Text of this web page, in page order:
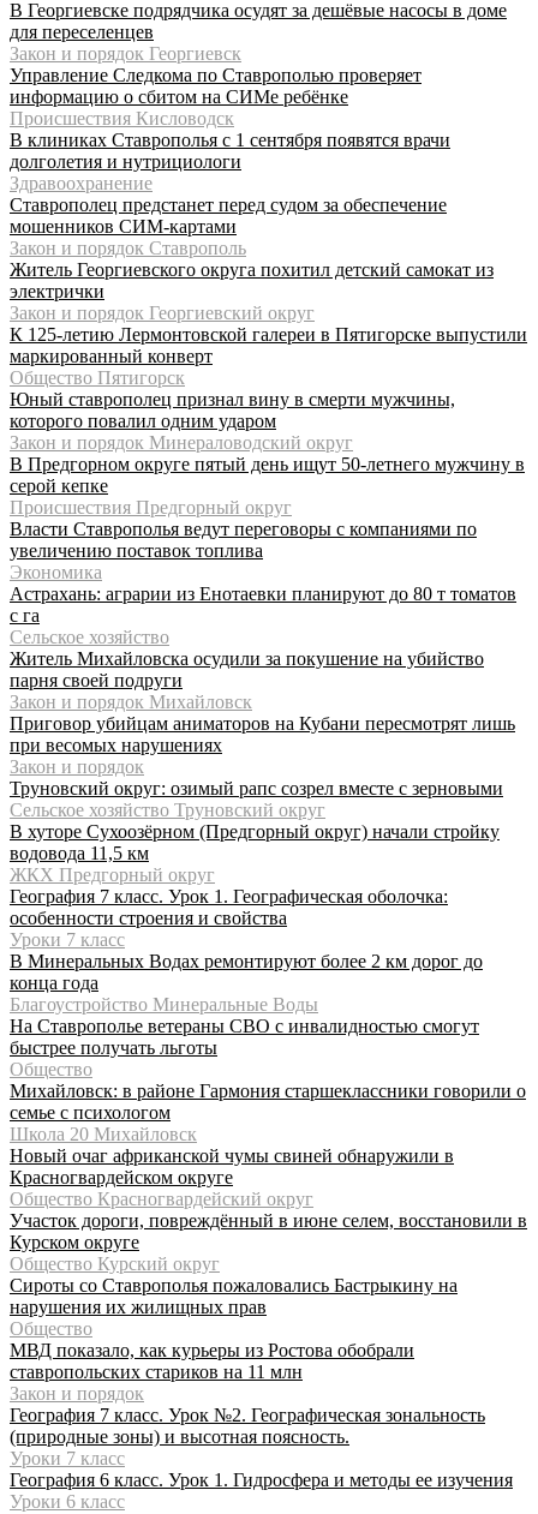
В Георгиевске подрядчика осудят за дешёвые насосы в доме
для переселенцев
Закон и порядок Георгиевск
Управление Следкома по Ставрополью проверяет
информацию о сбитом на СИМе ребёнке
Происшествия Кисловодск
В клиниках Ставрополья с 1 сентября появятся врачи
долголетия и нутрициологи
Здравоохранение
Ставрополец предстанет перед судом за обеспечение
мошенников СИМ-картами
Закон и порядок Ставрополь
Житель Георгиевского округа похитил детский самокат из
электрички
Закон и порядок Георгиевский округ
К 125-летию Лермонтовской галереи в Пятигорске выпустили
маркированный конверт
Общество Пятигорск
Юный ставрополец признал вину в смерти мужчины,
которого повалил одним ударом
Закон и порядок Минераловодский округ
В Предгорном округе пятый день ищут 50-летнего мужчину в
серой кепке
Происшествия Предгорный округ
Власти Ставрополья ведут переговоры с компаниями по
увеличению поставок топлива
Экономика
Астрахань: аграрии из Енотаевки планируют до 80 т томатов
с га
Сельское хозяйство
Житель Михайловска осудили за покушение на убийство
парня своей подруги
Закон и порядок Михайловск
Приговор убийцам аниматоров на Кубани пересмотрят лишь
при весомых нарушениях
Закон и порядок
Труновский округ: озимый рапс созрел вместе с зерновыми
Сельское хозяйство Труновский округ
В хуторе Сухоозёрном (Предгорный округ) начали стройку
водовода 11,5 км
ЖКХ Предгорный округ
География 7 класс. Урок 1. Географическая оболочка:
особенности строения и свойства
Уроки 7 класс
В Минеральных Водах ремонтируют более 2 км дорог до
конца года
Благоустройство Минеральные Воды
На Ставрополье ветераны СВО с инвалидностью смогут
быстрее получать льготы
Общество
Михайловск: в районе Гармония старшеклассники говорили о
семье с психологом
Школа 20 Михайловск
Новый очаг африканской чумы свиней обнаружили в
Красногвардейском округе
Общество Красногвардейский округ
Участок дороги, повреждённый в июне селем, восстановили в
Курском округе
Общество Курский округ
Сироты со Ставрополья пожаловались Бастрыкину на
нарушения их жилищных прав
Общество
МВД показало, как курьеры из Ростова обобрали
ставропольских стариков на 11 млн
Закон и порядок
География 7 класс. Урок №2. Географическая зональность
(природные зоны) и высотная поясность.
Уроки 7 класс
География 6 класс. Урок 1. Гидросфера и методы ее изучения
Уроки 6 класс